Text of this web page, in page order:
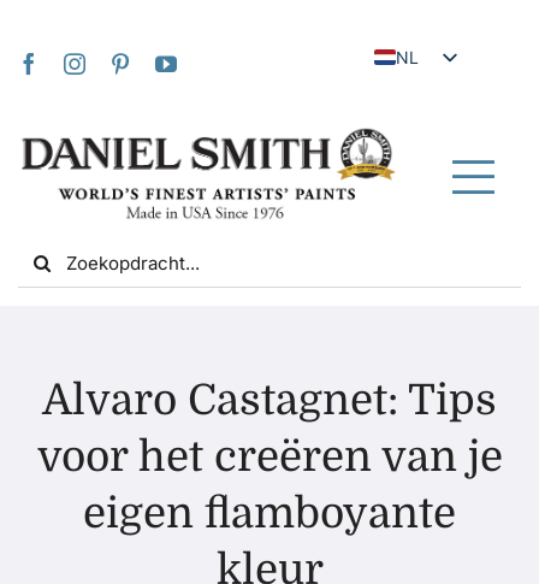
NL
FR
ZH
ZH_TW
Over ons
Gemeenschap
Search
for:
Alvaro Castagnet: Tips
voor het creëren van je
eigen flamboyante
kleur